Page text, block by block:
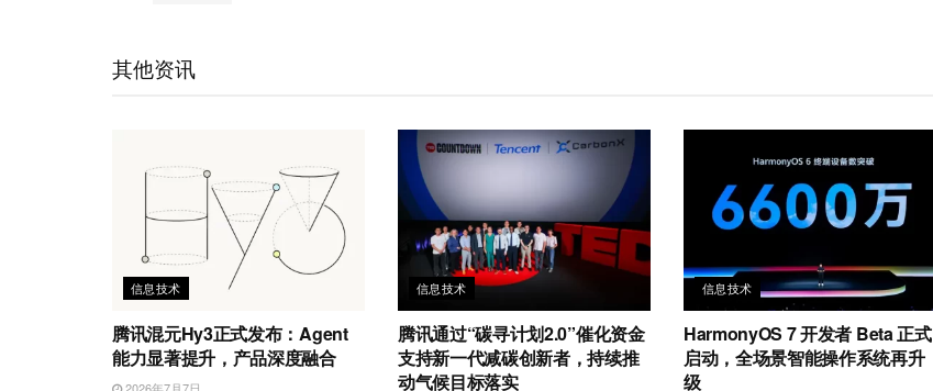
i
其他资讯
信息技术
腾讯混元Hy3正式发布：Agent
能力显著提升，产品深度融合
2026年7月7日
信息技术
腾讯通过“碳寻计划2.0”催化资金
支持新一代减碳创新者，持续推
动气候目标落实
信息技术
HarmonyOS 7 开发者 Beta 正式
启动，全场景智能操作系统再升
级